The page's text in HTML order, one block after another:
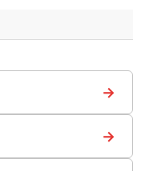
→
→